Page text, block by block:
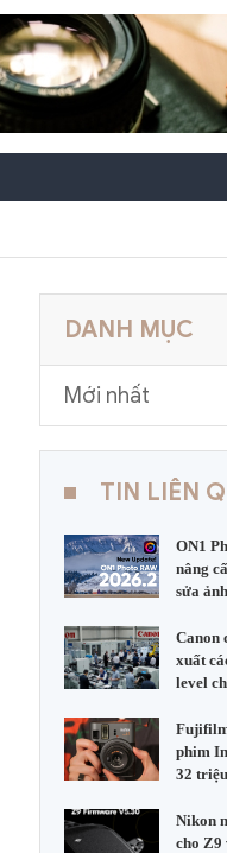
DANH MỤC
Mới nhất
TIN LIÊN
ON1
nâng
sửa
Canon
xuất
level
phim
32
Nikon
cho Z9